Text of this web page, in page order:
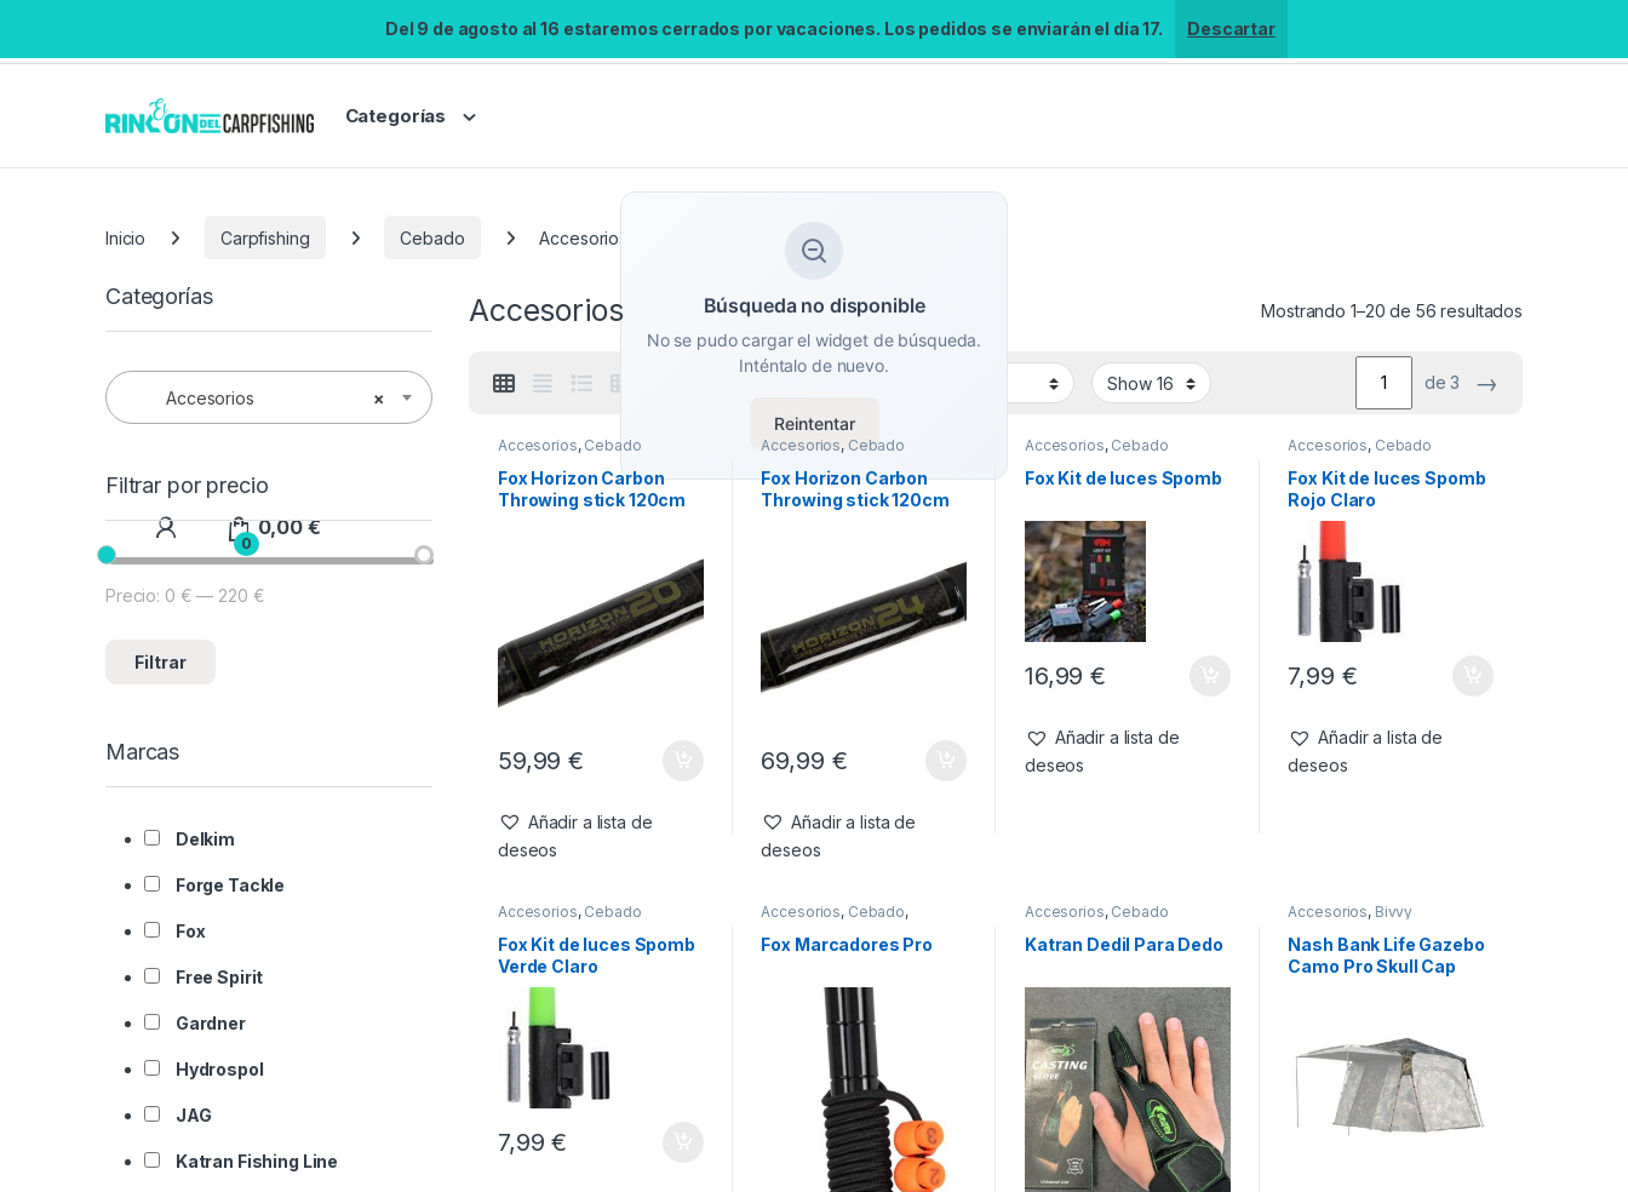
Del 9 de agosto al 16 estaremos cerrados por vacaciones. Los pedidos se enviarán el día 17. Descartar
Categorías
Búsqueda no disponible
No se pudo cargar el widget de búsqueda.
Inténtalo de nuevo.
Reintentar
0
0,00€
Inicio Carpfishing Cebado Accesorios
Accesorios Mostrando 1–20 de 56 resultados
de 3 →
Accesorios, Cebado
Fox Horizon Carbon
Throwing stick 120cm
59,99€
Añadir a lista de
deseos
Accesorios, Cebado
Fox Horizon Carbon
Throwing stick 120cm
69,99 €
Añadir a lista de
deseos
Accesorios, Cebado
Fox Kit de luces Spomb
16,99€
Añadir a lista de
deseos
Accesorios, Cebado
Fox Kit de luces Spomb
Rojo Claro
7,99 €
Añadir a lista de
deseos
Accesorios, Cebado
Fox Kit de luces Spomb
Verde Claro
7,99€
Accesorios, Cebado,
Marcadores
Fox Marcadores Pro
Accesorios, Cebado
Katran Dedil Para Dedo
Accesorios, Bivvy
Nash Bank Life Gazebo
Camo Pro Skull Cap
Categorías
×
Accesorios
Filtrar por precio
Filtrar
Precio: 0 € — 220 €
Marcas
Delkim
Forge Tackle
Fox
Free Spirit
Gardner
Hydrospol
JAG
Katran Fishing Line